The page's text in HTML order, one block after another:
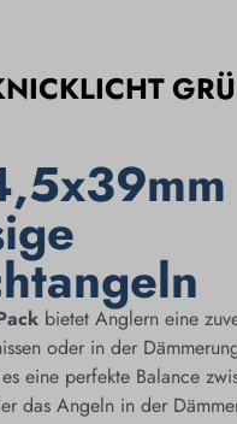
bietet Anglern eine
oder in der
eine perfekte Balance
das Angeln in der